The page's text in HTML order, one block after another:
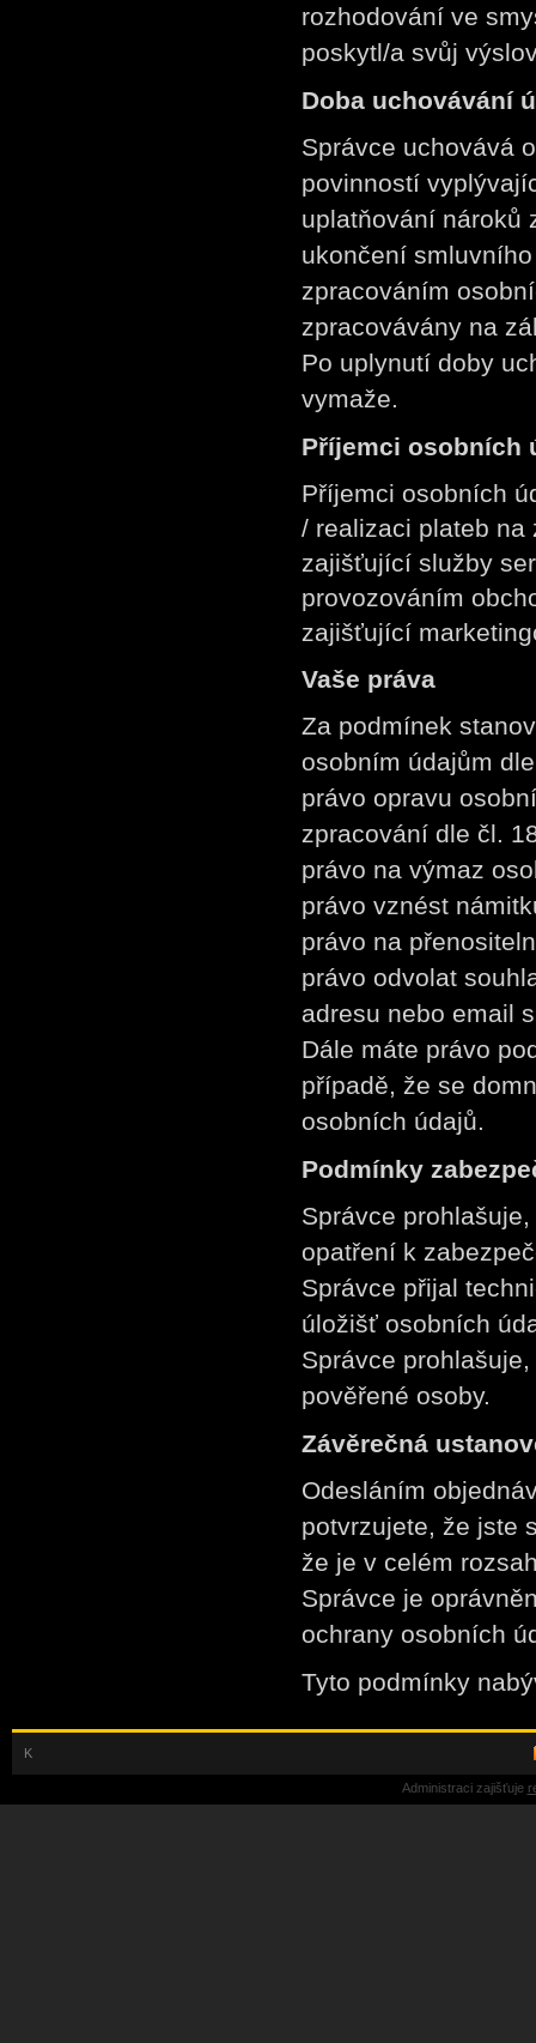
rozhodování ve
poskytl/a svůj
Doba uchovávání
Správce uchovává
povinností
uplatňování nároků
ukončení
zpracováním
zpracovávány na
Po uplynutí doby
vymaže.
Příjemci osobních
Příjemci osobních
/ realizaci plateb na
zajišťující služby
provozováním
zajišťující
Vaše práva
Za podmínek
osobním údajům
právo opravu
zpracování dle čl.
právo na výmaz
právo vznést
právo na
právo odvolat
adresu nebo email
Dále máte právo
případě, že se
osobních údajů.
Podmínky
Správce
opatření k
Správce přijal
úložišť osobních
Správce
pověřené osoby.
Závěrečná
Odesláním
potvrzujete, že jste
že je v celém
Správce je
ochrany osobních
Tyto podmínky
K
Administraci zajišťuje